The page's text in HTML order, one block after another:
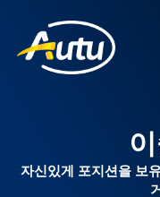
자신있게 포지션을 보